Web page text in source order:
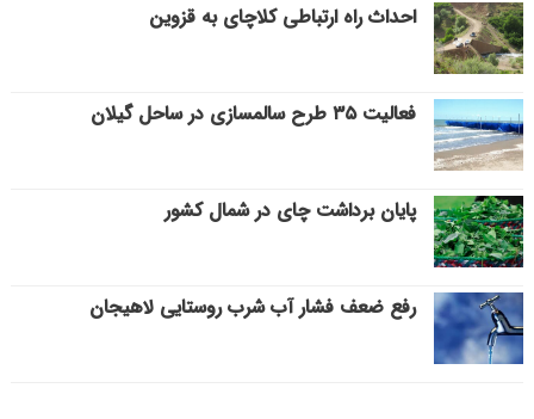
احداث راه ارتباطی کلاچای به قزوین
فعالیت ۳۵ طرح سالمسازی در ساحل گیلان
پایان برداشت چای در شمال کشور
رفع ضعف فشار آب شرب روستایی لاهیجان